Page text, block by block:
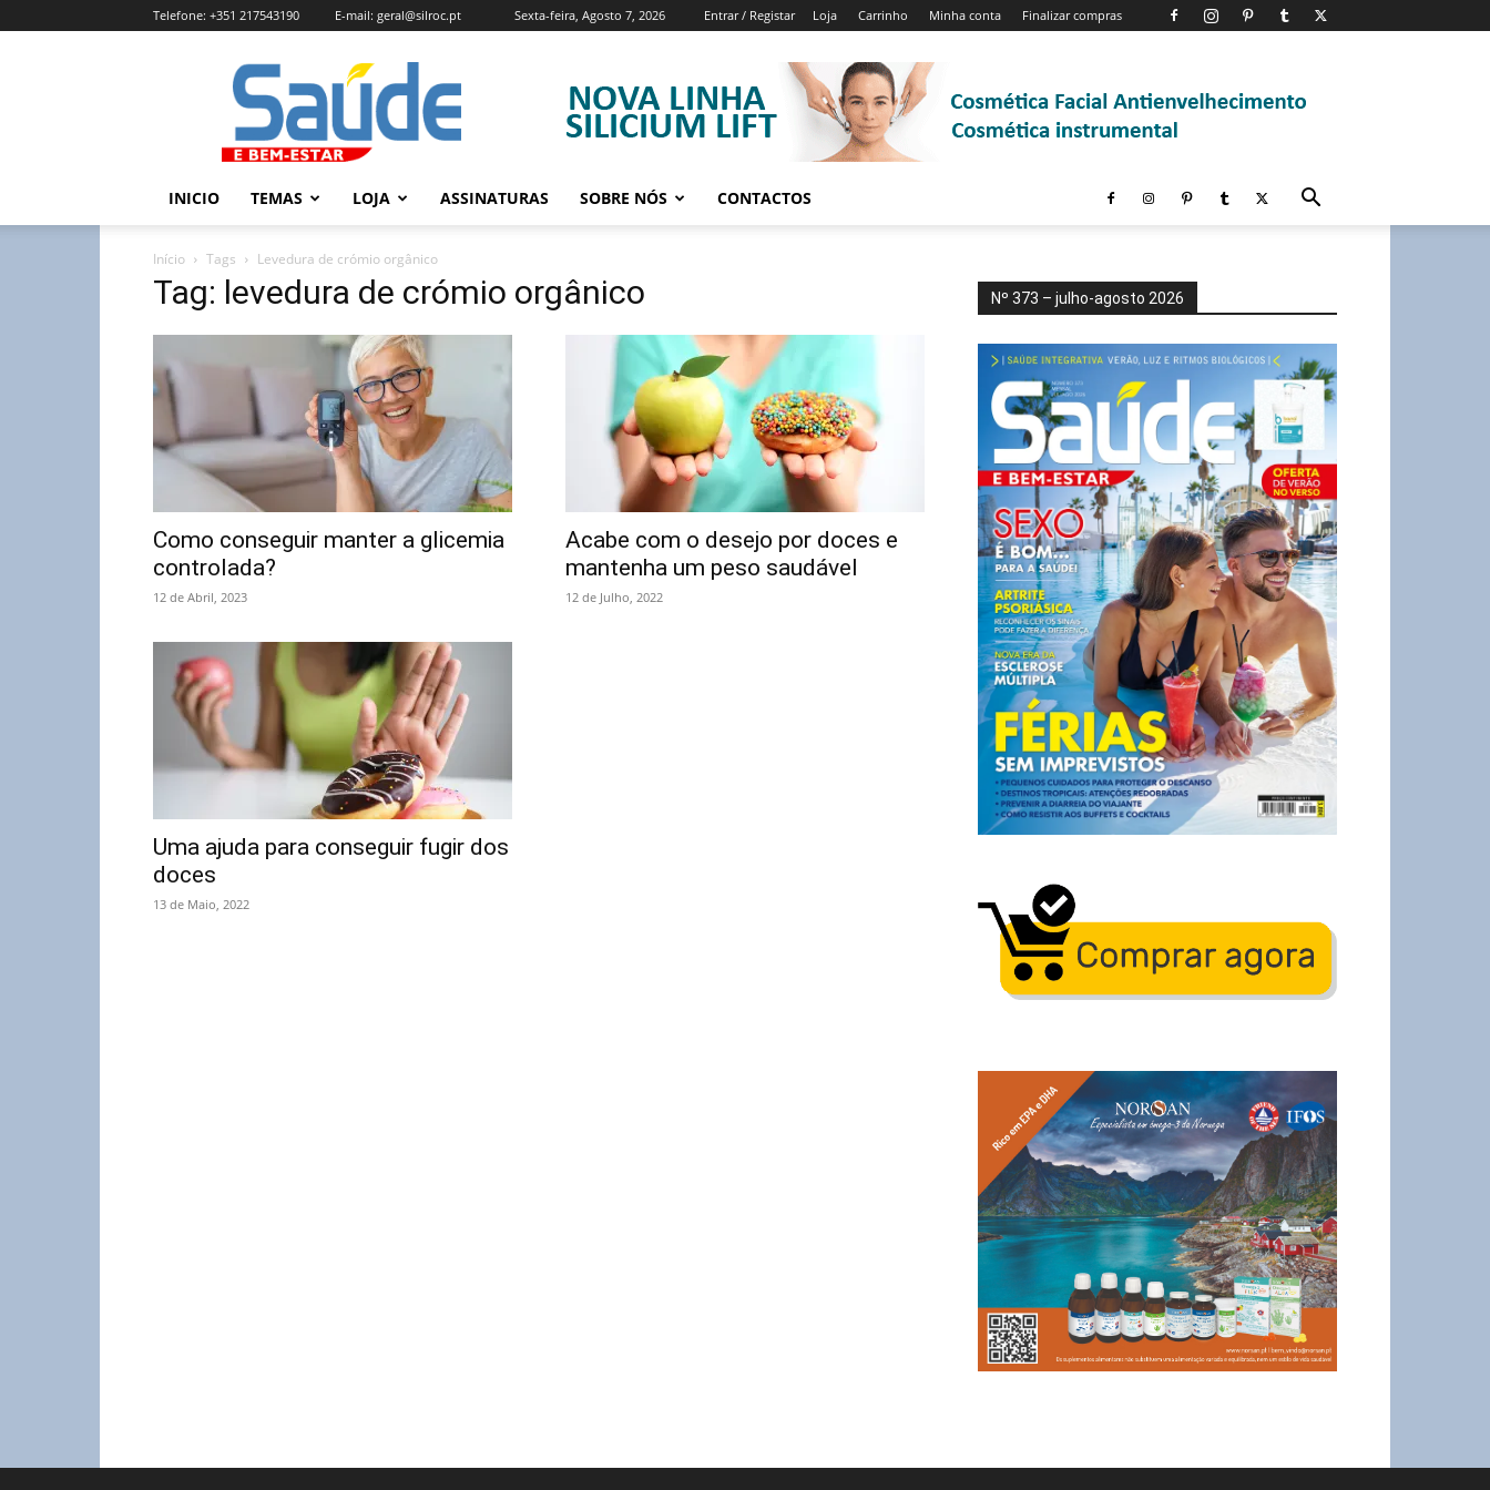
Sexta-feira, Agosto 7, 2026 Entrar / Registar Loja Carrinho Minha conta Finalizar compras
Telefone: +351 217543190 E-mail: geral@silroc.pt
Revista
Saúde
e
Bem
Estar
Edição
INICIO TEMAS LOJA ASSINATURAS SOBRE NÓS CONTACTOS
Início Tags Levedura de crómio orgânico
Tag: levedura de crómio orgânico
Como conseguir manter a glicemia
controlada?
12 de Abril, 2023
Acabe com o desejo por doces e
mantenha um peso saudável
12 de Julho, 2022
Uma ajuda para conseguir fugir dos
doces
13 de Maio, 2022
Nº 373 – julho-agosto 2026